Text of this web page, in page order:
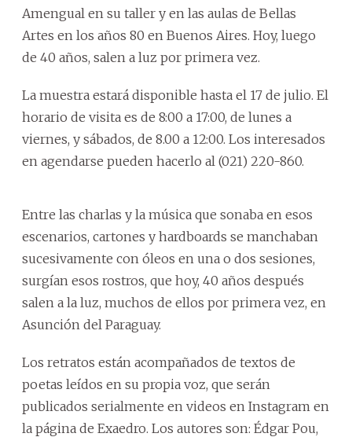
Amengual en su taller y en las aulas de Bellas
Artes en los años 80 en Buenos Aires. Hoy, luego
de 40 años, salen a luz por primera vez.
La muestra estará disponible hasta el 17 de julio. El
horario de visita es de 8:00 a 17:00, de lunes a
viernes, y sábados, de 8.00 a 12:00. Los interesados
en agendarse pueden hacerlo al (021) 220-860.
Entre las charlas y la música que sonaba en esos
escenarios, cartones y hardboards se manchaban
sucesivamente con óleos en una o dos sesiones,
surgían esos rostros, que hoy, 40 años después
salen a la luz, muchos de ellos por primera vez, en
Asunción del Paraguay.
Los retratos están acompañados de textos de
poetas leídos en su propia voz, que serán
publicados serialmente en videos en Instagram en
la página de Exaedro. Los autores son: Édgar Pou,